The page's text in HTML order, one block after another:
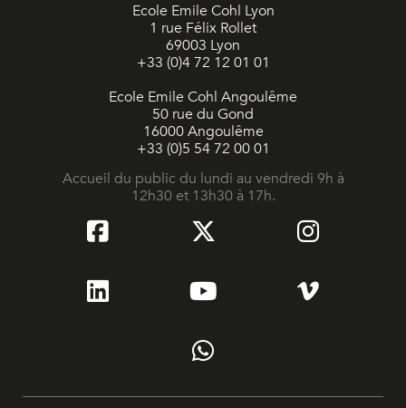
Ecole Emile Cohl Lyon
1 rue Félix Rollet
69003 Lyon
+33 (0)4 72 12 01 01
Ecole Emile Cohl Angoulême
50 rue du Gond
16000 Angoulême
+33 (0)5 54 72 00 01
Accueil du public du lundi au vendredi 9h à
12h30 et 13h30 à 17h.